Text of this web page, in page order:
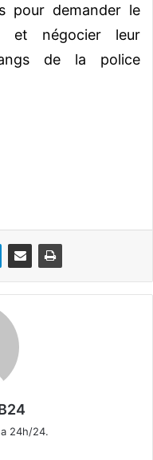
pour demander le
et négocier leur
de la police
24h/24.